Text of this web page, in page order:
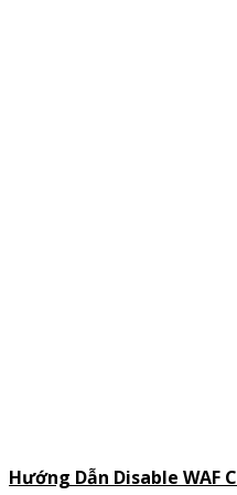
Hướng Dẫn Disable WAF